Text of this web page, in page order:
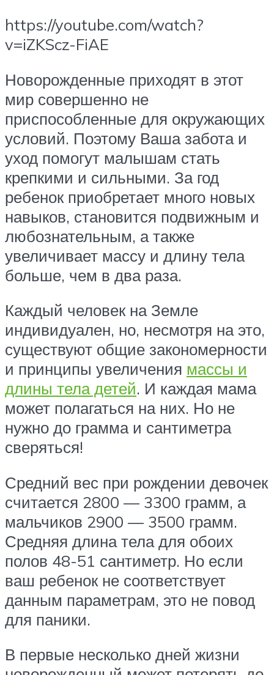
https://youtube.com/watch?
v=iZKScz-FiAE
Новорожденные приходят в этот
мир совершенно не
приспособленные для окружающих
условий. Поэтому Ваша забота и
уход помогут малышам стать
крепкими и сильными. За год
ребенок приобретает много новых
навыков, становится подвижным и
любознательным, а также
увеличивает массу и длину тела
больше, чем в два раза.
Каждый человек на Земле
индивидуален, но, несмотря на это,
существуют общие закономерности
и принципы увеличения массы и
длины тела детей. И каждая мама
может полагаться на них. Но не
нужно до грамма и сантиметра
сверяться!
Средний вес при рождении девочек
считается 2800 — 3300 грамм, а
мальчиков 2900 — 3500 грамм.
Средняя длина тела для обоих
полов 48-51 сантиметр. Но если
ваш ребенок не соответствует
данным параметрам, это не повод
для паники.
В первые несколько дней жизни